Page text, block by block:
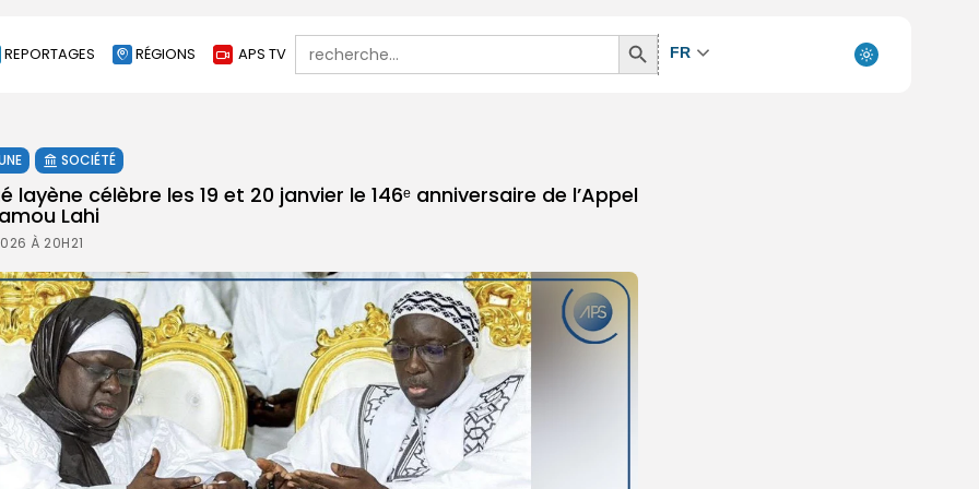
REPORTAGES RÉGIONS APS TV
Search
for:
Search
Button
FR
SOCIÉTÉ
layène célèbre les 19 et 20 janvier le 146ᵉ anniversaire de l’Appel
Lahi
À 20H21